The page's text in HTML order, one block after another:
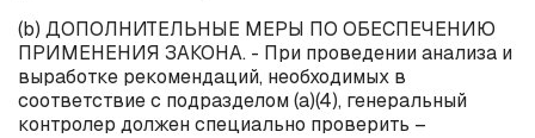
(b) ДОПОЛНИТЕЛЬНЫЕ МЕРЫ ПО ОБЕСПЕЧЕНИЮ
ПРИМЕНЕНИЯ ЗАКОНА. - При проведении анализа и
выработке рекомендаций, необходимых в
соответствие с подразделом (a)(4), генеральный
контролер должен специально проверить –